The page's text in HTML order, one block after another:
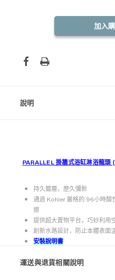
說明
PARALLEL 掛牆式浴缸淋浴龍頭
持久鍍層，歷久彌新
通過 Kohler 嚴格的 96小時酸
擦
提供超大置物平台，巧妙利用
創新水路設計，防止本體表面
安裝說明書
運送與退貨相關說明